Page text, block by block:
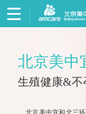
北京美中
生殖健康&不